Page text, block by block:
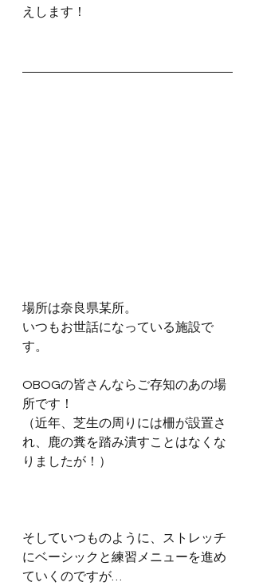
えします！
場所は奈良県某所。
いつもお世話になっている施設で
す。
OBOGの皆さんならご存知のあの場
所です！
（近年、芝生の周りには柵が設置さ
れ、鹿の糞を踏み潰すことはなくな
りましたが！）
そしていつものように、ストレッチ
にベーシックと練習メニューを進め
ていくのですが…